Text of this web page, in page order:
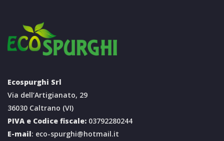
Ecospurghi Srl
Via dell’Artigianato, 29
36030 Caltrano (VI)
PIVA e Codice fiscale: 03792280244
E-mail: eco-spurghi@hotmail.it